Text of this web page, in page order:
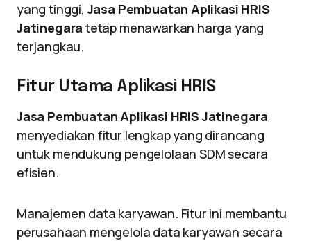
yang tinggi,Jasa Pembuatan Aplikasi HRIS
Jatinegara tetap menawarkan harga yang
terjangkau.
Fitur Utama Aplikasi HRIS
Jasa Pembuatan Aplikasi HRIS Jatinegara
menyediakan fitur lengkap yang dirancang
untuk mendukung pengelolaan SDM secara
efisien.
Manajemen data karyawan. Fitur ini membantu
perusahaan mengelola data karyawan secara